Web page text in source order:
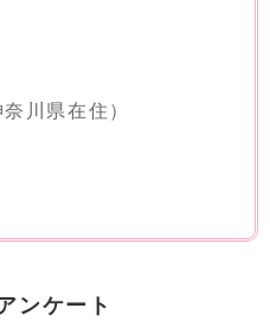
川県在住）
ンケート